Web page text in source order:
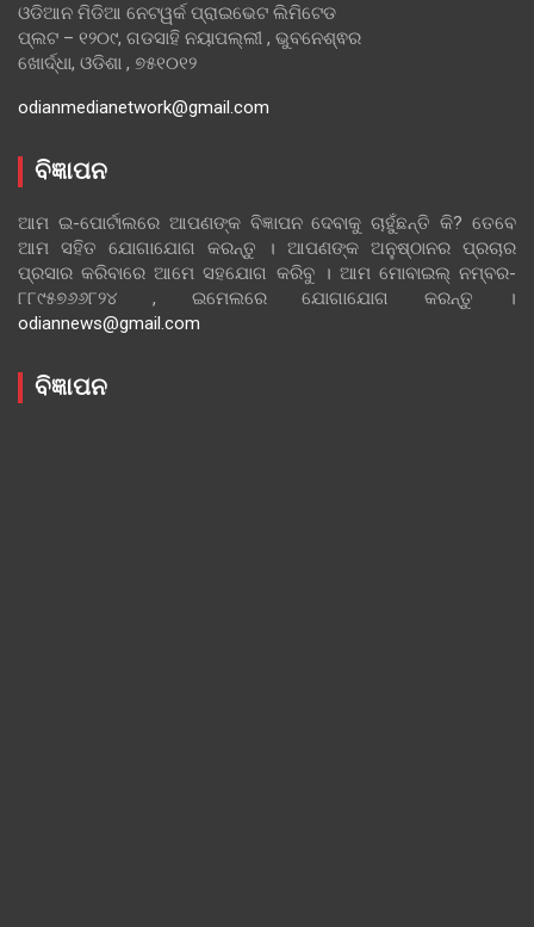
ଓଡିଆନ ମିଡିଆ ନେଟୱର୍କ ପ୍ରାଇଭେଟ ଲିମିଟେଡ
ପ୍ଲଟ – ୧୨୦୯, ଗଡସାହି ନୟାପଲ୍ଲୀ , ଭୁବନେଶ୍ଵର
ଖୋର୍ଦ୍ଧା, ଓଡିଶା , ୭୫୧୦୧୨
odianmedianetwork@gmail.com
ବିଜ୍ଞାପନ
ଆମ ଇ-ପୋର୍ଟାଲରେ ଆପଣଙ୍କ ବିଜ୍ଞାପନ ଦେବାକୁ ଚାହୁଁଛନ୍ତି କି? ତେବେ
ଆମ ସହିତ ଯୋଗାଯୋଗ କରନ୍ତୁ । ଆପଣଙ୍କ ଅନୁଷ୍ଠାନର ପ୍ରଚାର
ପ୍ରସାର କରିବାରେ ଆମେ ସହଯୋଗ କରିବୁ । ଆମ ମୋବାଇଲ୍ ନମ୍ବର-
୮୮୯୫୭୬୬୮୨୪ , ଇମେଲରେ ଯୋଗାଯୋଗ କରନ୍ତୁ ।
odiannews@gmail.com
ବିଜ୍ଞାପନ